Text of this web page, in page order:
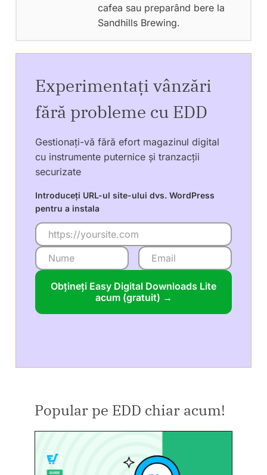
cafea sau preparând bere la
Sandhills Brewing.
Experimentați vânzări
fără probleme cu EDD
Gestionați-vă fără efort magazinul digital
cu instrumente puternice și tranzacții
securizate
Introduceți URL-ul site-ului dvs. WordPress
pentru a instala
Obțineți Easy Digital Downloads Lite
acum (gratuit) →
Popular pe EDD chiar acum!